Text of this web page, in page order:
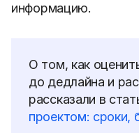
информацию.
О том, как
до дедлайна и
рассказали в
проектом: сроки,